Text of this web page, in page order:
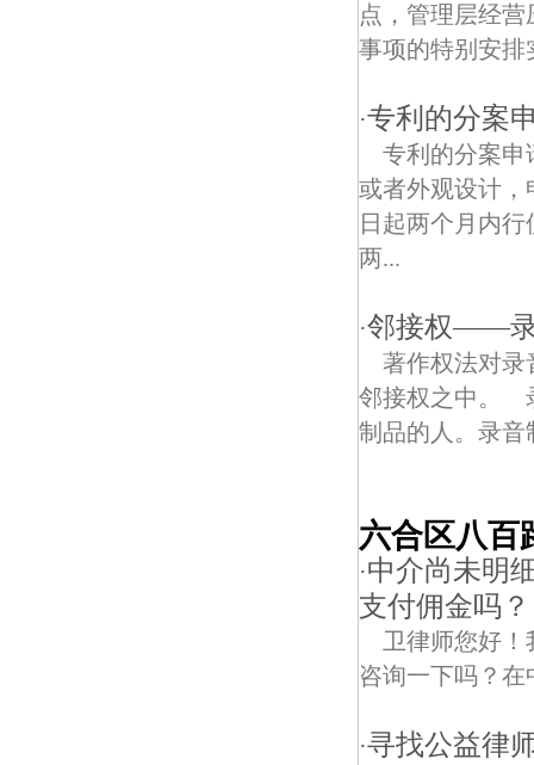
点，管理层经
事项的特别安排
·专利的分案
专利的分案申
或者外观设计，
日起两个月内
两...
·邻接权——录
著作权法对录
邻接权之中。
制品的人。录音
六合区八百
·中介尚未明
支付佣金吗？
卫律师您好
咨询一下吗？
·寻找公益律